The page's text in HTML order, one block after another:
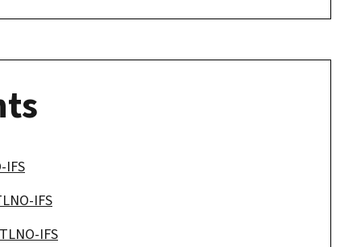
IFS
IFS
IFS